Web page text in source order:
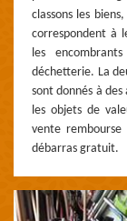
classons les
correspondent à
les
déchetterie. La
sont donnés à
les objets de
vente
débarras gratuit.